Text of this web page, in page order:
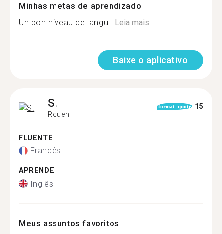
Minhas metas de aprendizado
Un bon niveau de langu... Leia mais
Baixe o aplicativo
S.
Rouen
format_quote 15
FLUENTE
Francês
APRENDE
Inglês
Meus assuntos favoritos